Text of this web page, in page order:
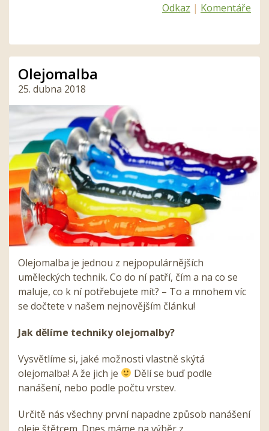
Odkaz | Komentáře
Olejomalba
25. dubna 2018
Olejomalba je jednou z nejpopulárnějších
uměleckých technik. Co do ní patří, čím a na co se
maluje, co k ní potřebujete mít? – To a mnohem víc
se dočtete v našem nejnovějším článku!
Jak dělíme techniky olejomalby?
Vysvětlíme si, jaké možnosti vlastně skýtá
olejomalba! A že jich je
Dělí se buď podle
nanášení, nebo podle počtu vrstev.
Určitě nás všechny první napadne způsob nanášení